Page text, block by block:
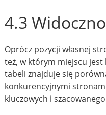
4.3
Oprócz pozycji własnej
też, w którym miejscu jest
tabeli znajduje się
konkurencyjnymi
kluczowych i